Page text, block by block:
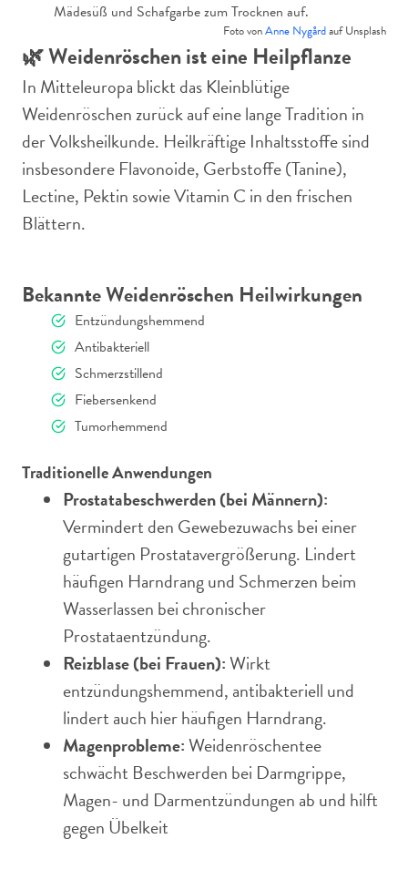
Mädesüß und Schafgarbe zum Trocknen auf.
Foto vonAnne Nygårdauf Unsplash
🌿 Weidenröschen ist eine Heilpflanze
In Mitteleuropa blickt das Kleinblütige
Weidenröschen zurück auf eine lange Tradition in
der Volksheilkunde. Heilkräftige Inhaltsstoffe sind
insbesondere Flavonoide, Gerbstoffe (Tanine),
Lectine, Pektin sowie Vitamin C in den frischen
Blättern.
Bekannte Weidenröschen Heilwirkungen
Entzündungshemmend
Antibakteriell
Schmerzstillend
Fiebersenkend
Tumorhemmend
Traditionelle Anwendungen
Prostatabeschwerden (bei Männern):
Vermindert den Gewebezuwachs bei einer
gutartigen Prostatavergrößerung. Lindert
häufigen Harndrang und Schmerzen beim
Wasserlassen bei chronischer
Prostataentzündung.
Reizblase (bei Frauen):Wirkt
entzündungshemmend, antibakteriell und
lindert auch hier häufigen Harndrang.
Magenprobleme:Weidenröschentee
schwächt Beschwerden bei Darmgrippe,
Magen- und Darmentzündungen ab und hilft
gegen Übelkeit